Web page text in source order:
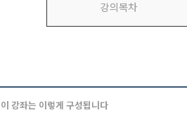
강의목차
이 강좌는 이렇게 구성됩니다